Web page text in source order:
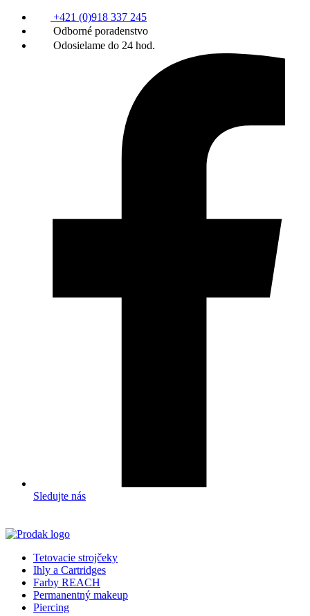
+421 (0)918 337 245
Odborné poradenstvo
Odosielame do 24 hod.
Sledujte nás
Tetovacie strojčeky
Ihly a Cartridges
Farby REACH
Permanentný makeup
Piercing